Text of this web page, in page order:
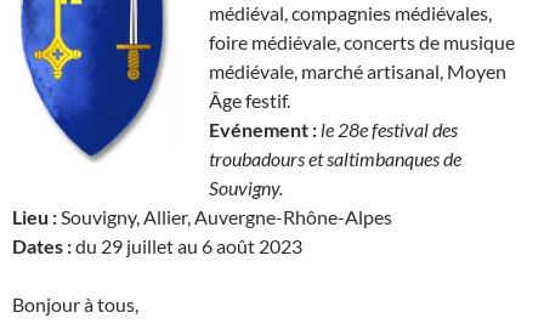
médiéval, compagnies médiévales,
foire médiévale, concerts de musique
médiévale, marché artisanal, Moyen
Âge festif.
Evénement : le 28e festival des
troubadours et saltimbanques de
Souvigny.
Lieu :Souvigny, Allier, Auvergne-Rhône-Alpes
Dates :du 29 juillet au 6 août 2023
Bonjour à tous,